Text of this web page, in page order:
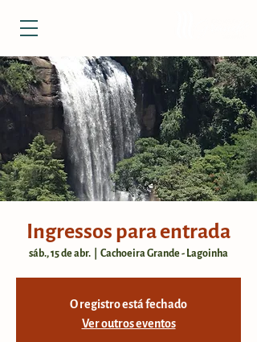
Ingressos para entrada
sáb., 15 de abr. Cachoeira Grande - Lagoinha
O registro está fechado
Ver outros eventos